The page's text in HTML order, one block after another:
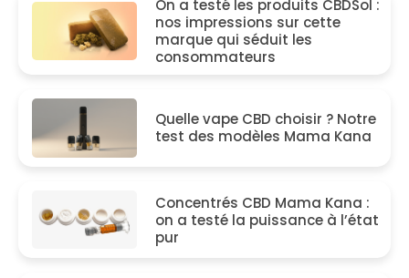
On a testé les produits CBDSol :
nos impressions sur cette
marque qui séduit les
consommateurs
Quelle vape CBD choisir ? Notre
test des modèles Mama Kana
Concentrés CBD Mama Kana :
on a testé la puissance à l’état
pur